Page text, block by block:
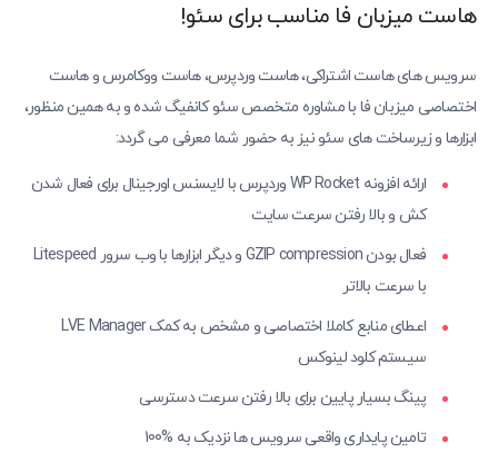
هاست میزبان فا مناسب برای سئو!
سرویس های هاست اشتراکی، هاست وردپرس، هاست ووکامرس و هاست
اختصاصی میزبان فا با مشاوره متخصص سئو کانفیگ شده و به همین منظور،
ابزارها و زیرساخت های سئو نیز به حضور شما معرفی می گردد:
ارائه افزونه WP Rocket وردپرس با لایسنس اورجینال برای فعال شدن
کش و بالا رفتن سرعت سایت
فعال بودن GZIP compression و دیگر ابزارها با وب سرور Litespeed
با سرعت بالاتر
اعطای منابع کاملا اختصاصی و مشخص به کمک LVE Manager
سیستم کلود لینوکس
پینگ بسیار پایین برای بالا رفتن سرعت دسترسی
تامین پایداری واقعی سرویس ها نزدیک به %100